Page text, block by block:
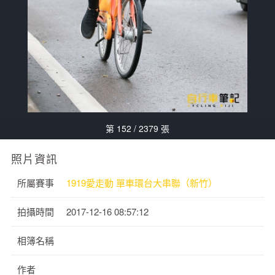
第 152 / 2379 張
照片資訊
所屬賽事 1919愛走動 單車環台大串聯（新竹）
拍攝時間 2017-12-16 08:57:12
相簿名稱
作者